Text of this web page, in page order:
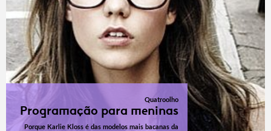
Quatroolho
Programação para meninas
Porque Karlie Kloss é das modelos mais bacanas da